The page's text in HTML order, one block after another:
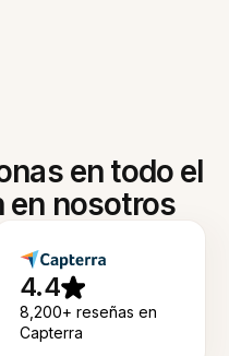
en todo el
en nosotros
4.4
8,200+ reseñas en
Capterra